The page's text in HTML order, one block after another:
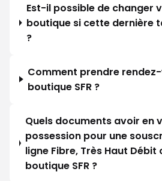
Est-il possible de changer
boutique si cette dernière
?
Comment prendre
boutique SFR ?
Quels documents avoir en
possession pour une
ligne Fibre, Très Haut Débit
boutique SFR ?